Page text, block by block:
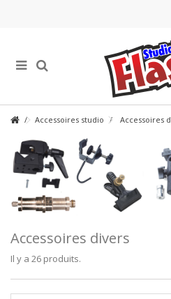
Accessoires studio Accessoires
Accessoires divers
Il y a 26 produits.